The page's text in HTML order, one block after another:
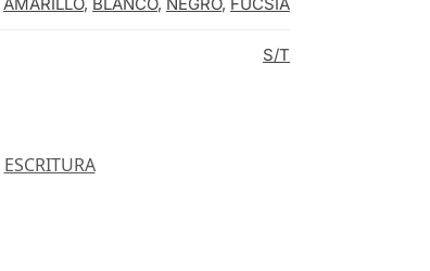
AMARILLO, BLANCO, NEGRO, FUCSIA
S/T
ESCRITURA